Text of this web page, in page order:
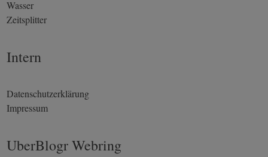
Wasser
Zeitsplitter
Intern
Datenschutzerklärung
Impressum
UberBlogr Webring